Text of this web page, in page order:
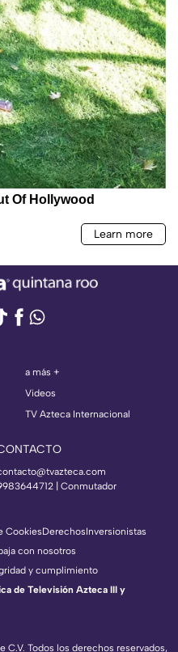
a más +
Videos
TV Azteca Internacional
| Conmutador
C.V. Todos los derechos reservados,
CookiesDerechosInversionistas
con nosotros
y cumplimiento
de Televisión Azteca III y